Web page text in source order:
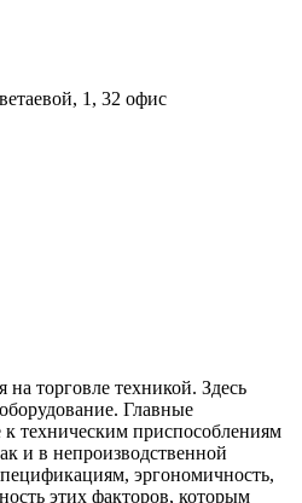
1, 32 офис
торговле техникой. Здесь
Главные
к техническим приспособлениям
и в непроизводственной
эргономичность,
этих факторов, которым